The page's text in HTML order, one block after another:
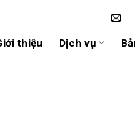
thiệu Dịch vụ